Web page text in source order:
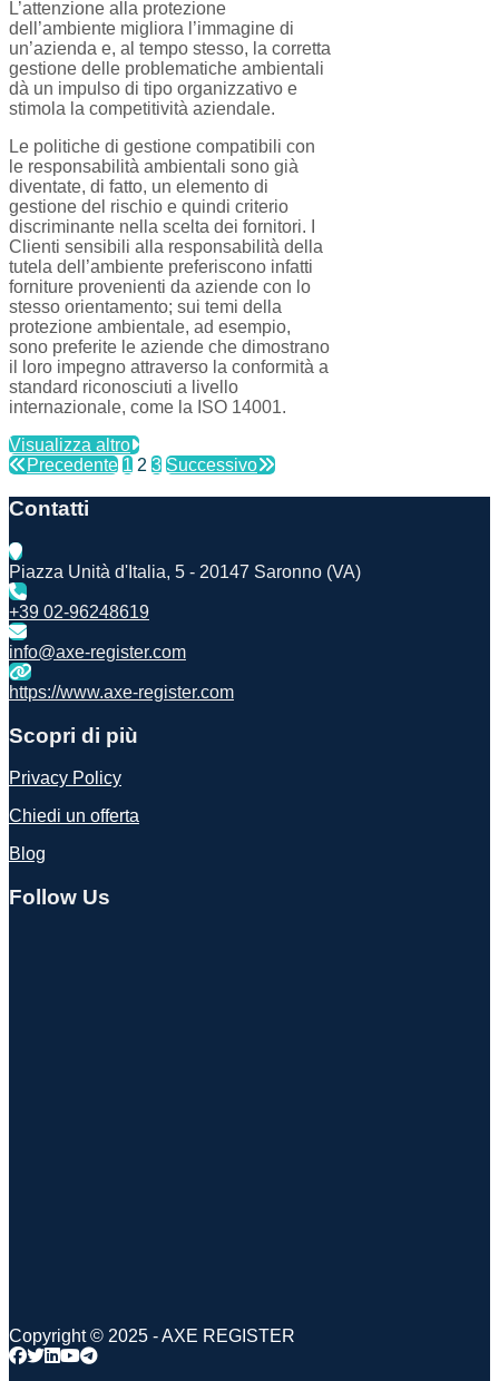
L’attenzione alla protezione
dell’ambiente migliora l’immagine di
un’azienda e, al tempo stesso, la corretta
gestione delle problematiche ambientali
dà un impulso di tipo organizzativo e
stimola la competitività aziendale.
Le politiche di gestione compatibili con
le responsabilità ambientali sono già
diventate, di fatto, un elemento di
gestione del rischio e quindi criterio
discriminante nella scelta dei fornitori. I
Clienti sensibili alla responsabilità della
tutela dell’ambiente preferiscono infatti
forniture provenienti da aziende con lo
stesso orientamento; sui temi della
protezione ambientale, ad esempio,
sono preferite le aziende che dimostrano
il loro impegno attraverso la conformità a
standard riconosciuti a livello
internazionale, come la ISO 14001.
Visualizza altro
Precedente 1 2 3 Successivo
Contatti
Piazza Unità d'Italia, 5 - 20147 Saronno (VA)
+39 02-96248619
info@axe-register.com
https://www.axe-register.com
Scopri di più
Privacy Policy
Chiedi un offerta
Blog
Follow Us
Copyright © 2025 - AXE REGISTER